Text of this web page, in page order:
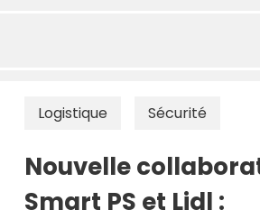
Logistique Sécurité
Nouvelle
Smart PS et Lidl :